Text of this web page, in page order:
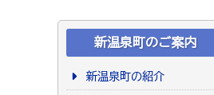
新温泉町のご案内
新温泉町の紹介